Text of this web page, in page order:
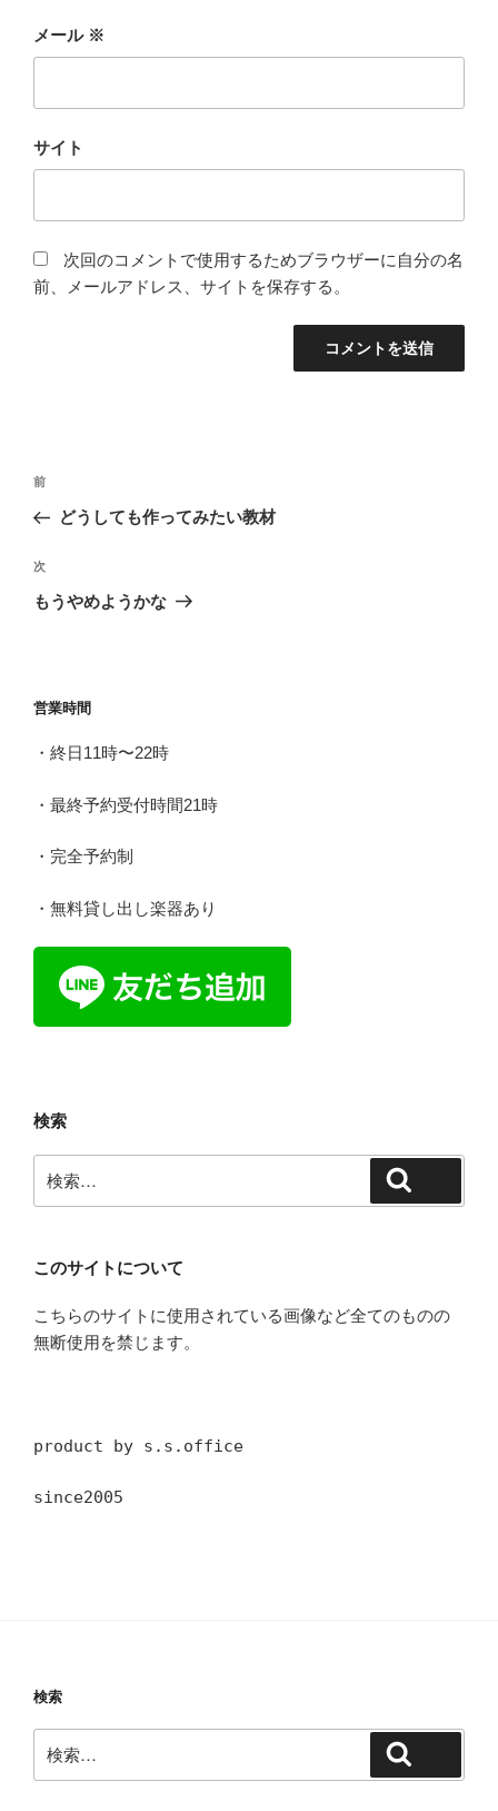
メール ※
サイト
次回のコメントで使用するためブラウザーに自分の名
前、メールアドレス、サイトを保存する。
投
ナ
ビ
ゲ
ン
前
の
稿
前
どうしても作ってみたい教材
次
の
次
もうやめようかな
営業時間
・終日11時〜22時
・最終予約受付時間21時
・完全予約制
・無料貸し出し楽器あり
検索
索:
このサイトについて
こちらのサイトに使用されている画像など全てのものの
無断使用を禁じます。
product by s.s.office
since2005
検索
索: